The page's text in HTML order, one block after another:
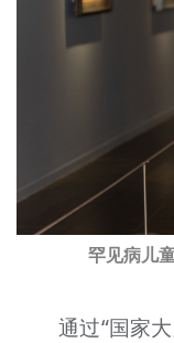
罕见病儿
通过“国家